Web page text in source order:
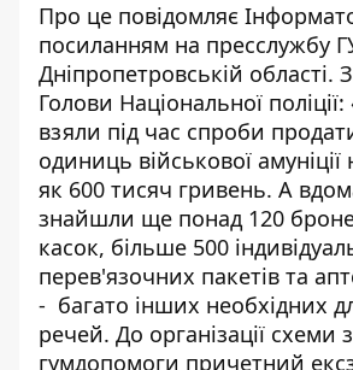
Про це повідомляє
посиланням на пресслужбу
Дніпропетровській області.
Голови Національної
взяли під час спроби
одиниць військової
як 600 тисяч гривень. А
знайшли ще понад 120
касок, більше 500
перев'язочних пакетів та
- багато інших необхідних
речей. До організації схеми
гумдопомоги причетний